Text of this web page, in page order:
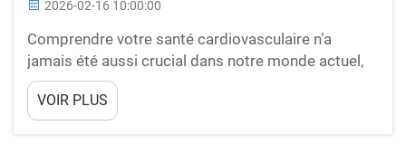
2026-02-16 10:00:00
Comprendre votre santé cardiovasculaire n’a
jamais été aussi crucial dans notre monde actuel,
marqué par son rythme effréné. Un moniteur de
fréquence cardiaque constitue un outil essentiel
pour suivre votre pouls, fournissant des
VOIR PLUS